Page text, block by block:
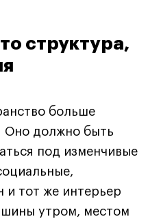
одежды
структура,
больше
Оно должно быть
под изменчивые
и тот же интерьер
утром, местом